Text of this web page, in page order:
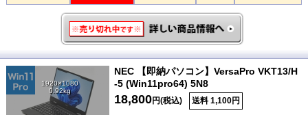
1920×1080
0.92kg
NEC 【即納パソコン】VersaPro VKT13/H
-5 (Win11pro64) 5N8
18,800円(税込) 送料 1,100円